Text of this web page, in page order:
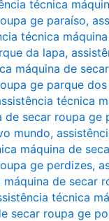
técnica
ge paraíso,
técnica
da lapa,
máquina de
ge parque
técnica
de secar roupa ge
mundo,
máquina de
ge perdizes,
de secar
técnica
secar roupa ge